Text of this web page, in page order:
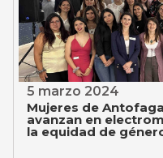
5 marzo 2024
Mujeres de
avanzan en
la equidad de